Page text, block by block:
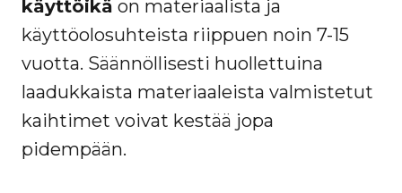
käyttöikä on materiaalista ja
käyttöolosuhteista riippuen noin 7-15
vuotta. Säännöllisesti huollettuina
laadukkaista materiaaleista valmistetut
kaihtimet voivat kestää jopa
pidempään.